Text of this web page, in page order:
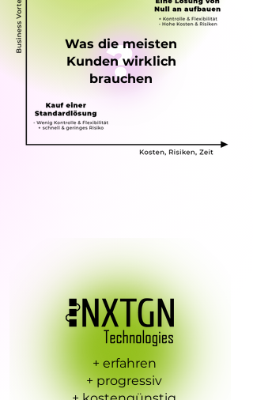
Was die meisten
Kunden wirklich
brauchen
+ erfahren
+ progressiv